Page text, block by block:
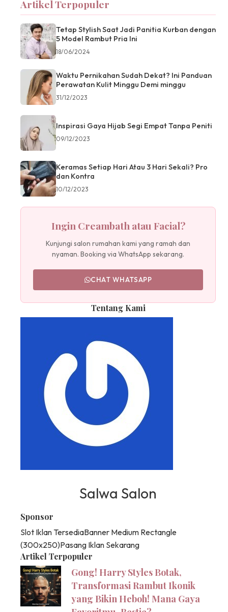
Artikel Terpopuler
Tetap Stylish Saat Jadi Panitia Kurban dengan
5 Model Rambut Pria Ini
18/06/2024
Waktu Pernikahan Sudah Dekat? Ini Panduan
Perawatan Kulit Minggu Demi minggu
31/12/2023
Inspirasi Gaya Hijab Segi Empat Tanpa Peniti
09/12/2023
Keramas Setiap Hari Atau 3 Hari Sekali? Pro
dan Kontra
10/12/2023
Ingin Creambath atau Facial?
Kunjungi salon rumahan kami yang ramah dan
nyaman. Booking via WhatsApp sekarang.
CHAT WHATSAPP
Tentang Kami
Salwa Salon
Sponsor
Slot Iklan TersediaBanner Medium Rectangle
(300x250)Pasang Iklan Sekarang
Artikel Terpopuler
Gong! Harry Styles Botak,
Transformasi Rambut Ikonik
yang Bikin Heboh! Mana Gaya